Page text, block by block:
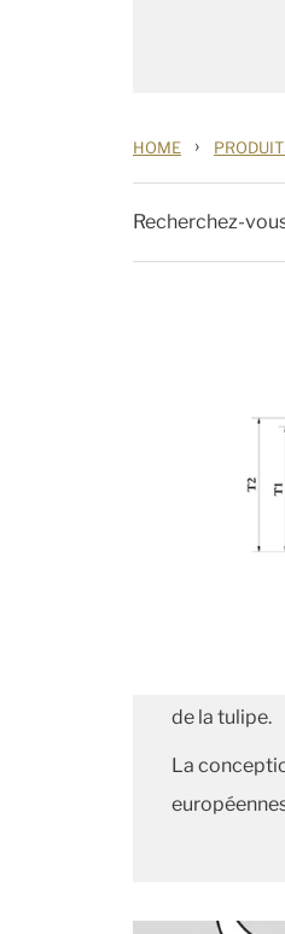
HOME ›
Recherchez-
de la tulipe.
La